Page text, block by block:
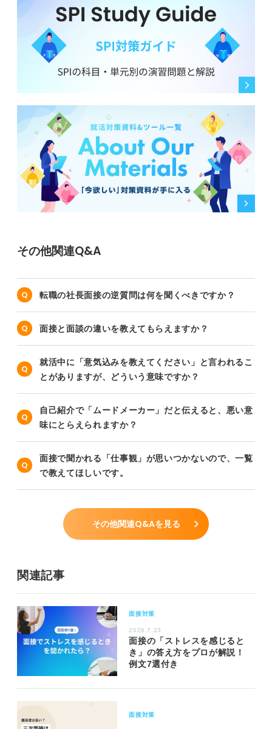
その他関連Q&A
転職の社長面接の逆質問は何を聞くべきですか？
面接と面談の違いを教えてもらえますか？
就活中に「意気込みを教えてください」と言われるこ
とがありますが、どういう意味ですか？
自己紹介で「ムードメーカー」だと伝えると、悪い意
味にとらえられますか？
面接で聞かれる「仕事観」が思いつかないので、一覧
で教えてほしいです。
その他関連Q&Aを見る
関連記事
面接対策
2026.7.23
面接の「ストレスを感じると
き」の答え方をプロが解説！
例文7選付き
面接対策